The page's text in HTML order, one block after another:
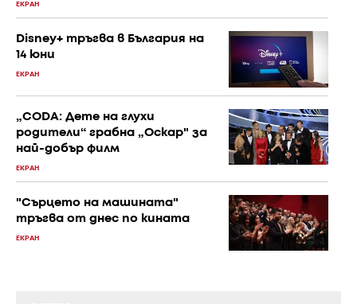
ЕКРАН
Disney+ тръгва в България на
14 юни
ЕКРАН
„CODA: Дете на глухи
родители“ грабна „Оскар" за
най-добър филм
ЕКРАН
"Сърцето на машината"
тръгва от днес по кината
ЕКРАН